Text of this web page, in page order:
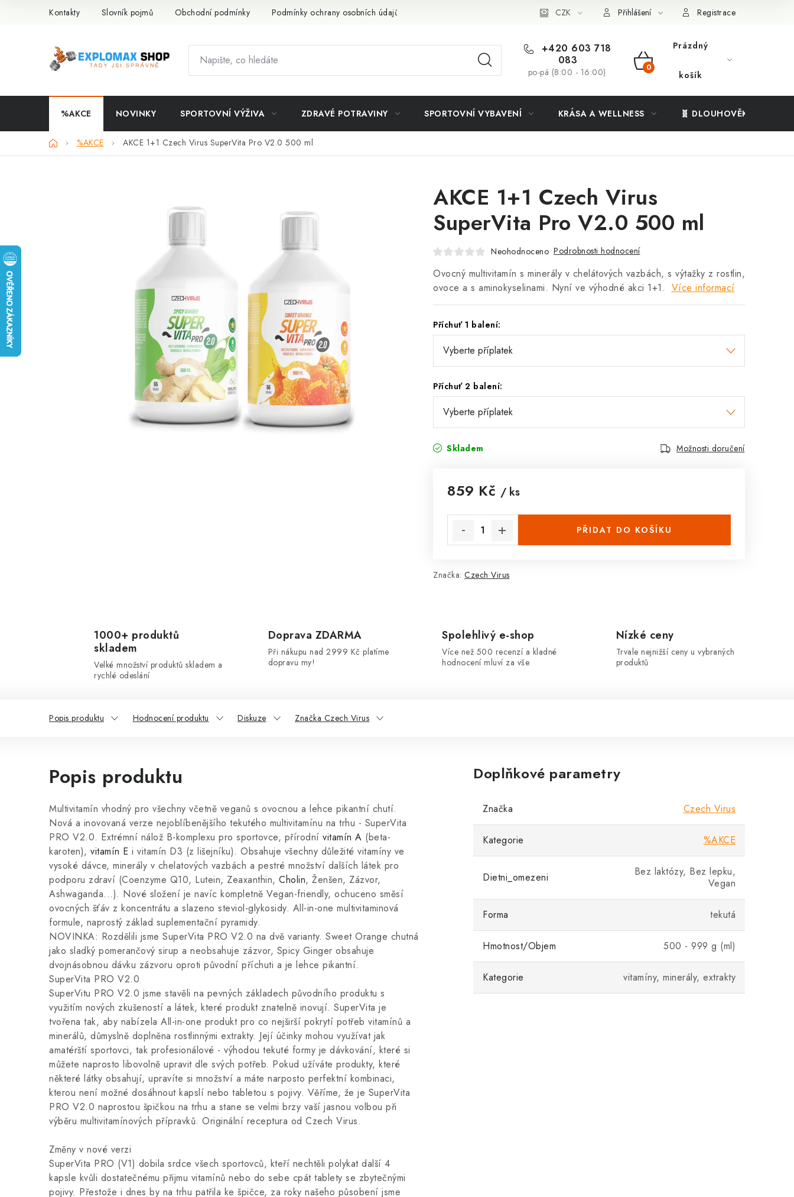
Kontakty Slovník pojmů Obchodní podmínky Podmínky ochrany osobních údajů Slevový systém Vše o nákupu
CZK Přihlášení Registrace
+420 603 718
083
po-pá (8:00 - 16:00)
NÁKUPNÍ
Prázdný
košík
%AKCE NOVINKY SPORTOVNÍ VÝŽIVA ZDRAVÉ POTRAVINY SPORTOVNÍ VYBAVENÍ KRÁSA A WELLNESS 🧬 DLOUHOVĚKOST
Domů%AKCE AKCE 1+1 Czech Virus SuperVita Pro V2.0 500 ml
AKCE 1+1 Czech Virus
SuperVita Pro V2.0 500 ml
Neohodnoceno Podrobnosti hodnocení
Ovocný multivitamín s minerály v chelátových vazbách, s výtažky z rostlin,
ovoce a s aminokyselinami. Nyní ve výhodné akci 1+1. Více informací
Příchuť 1 balení:
Příchuť 2 balení:
Skladem Možnosti doručení
859 Kč / ks
PŘIDAT DO KOŠÍKU
Značka: Czech Virus
1000+ produktů
skladem
Velké množství produktů skladem a
rychlé odeslání
Doprava ZDARMA
Při nákupu nad 2999 Kč platíme
dopravu my!
Spolehlivý e-shop
Více než 500 recenzí a kladné
hodnocení mluví za vše
Nízké ceny
Trvale nejnižší ceny u vybraných
produktů
Popis produktu Hodnocení produktu Diskuze Značka Czech Virus
Popis produktu
Multivitamín vhodný pro všechny včetně veganů s ovocnou a lehce pikantní chutí.
Nová a inovovaná verze nejoblíbenějšího tekutého multivitamínu na trhu - SuperVita
PRO V2.0. Extrémní nálož B-komplexu pro sportovce, přírodní vitamín A (beta-
karoten), vitamín E i vitamín D3 (z lišejníku). Obsahuje všechny důležité vitamíny ve
vysoké dávce, minerály v chelatových vazbách a pestré množství dalších látek pro
podporu zdraví (Coenzyme Q10, Lutein, Zeaxanthin, Cholin, Ženšen, Zázvor,
Ashwaganda...). Nové složení je navíc kompletně Vegan-friendly, ochuceno směsí
ovocných šťáv z koncentrátu a slazeno steviol-glykosidy. All-in-one multivitaminová
formule, naprostý základ suplementační pyramidy.
NOVINKA: Rozdělili jsme SuperVita PRO V2.0 na dvě varianty. Sweet Orange chutná
jako sladký pomerančový sirup a neobsahuje zázvor, Spicy Ginger obsahuje
dvojnásobnou dávku zázvoru oproti původní příchuti a je lehce pikantní.
SuperVita PRO V2.0
SuperVitu PRO V2.0 jsme stavěli na pevných základech původního produktu s
využitím nových zkušeností a látek, které produkt znatelně inovují. SuperVita je
tvořena tak, aby nabízela All-in-one produkt pro co nejširší pokrytí potřeb vitamínů a
minerálů, důmyslně doplněna rostlinnými extrakty. Její účinky mohou využívat jak
amatérští sportovci, tak profesionálové - výhodou tekuté formy je dávkování, které si
můžete naprosto libovolně upravit dle svých potřeb. Pokud užíváte produkty, které
některé látky obsahují, upravíte si množství a máte narposto perfektní kombinaci,
kterou není možné dosáhnout kapslí nebo tabletou s pojivy. Věříme, že je SuperVita
PRO V2.0 naprostou špičkou na trhu a stane se velmi brzy vaší jasnou volbou při
výběru multivitamínových přípravků. Originální receptura od Czech Virus.
Změny v nové verzi
SuperVita PRO (V1) dobila srdce všech sportovců, kteří nechtěli polykat další 4
kapsle kvůli dostatečnému přijmu vitamínů nebo do sebe cpát tablety se zbytečnými
pojivy. Přestože i dnes by na trhu patřila ke špičce, za roky našeho působení jsme
Doplňkové parametry
Značka Czech Virus
Kategorie %AKCE
Dietni_omezeni
Bez laktózy, Bez lepku,
Vegan
Forma tekutá
Hmotnost/Objem 500 - 999 g (ml)
Kategorie vitamíny, minerály, extrakty